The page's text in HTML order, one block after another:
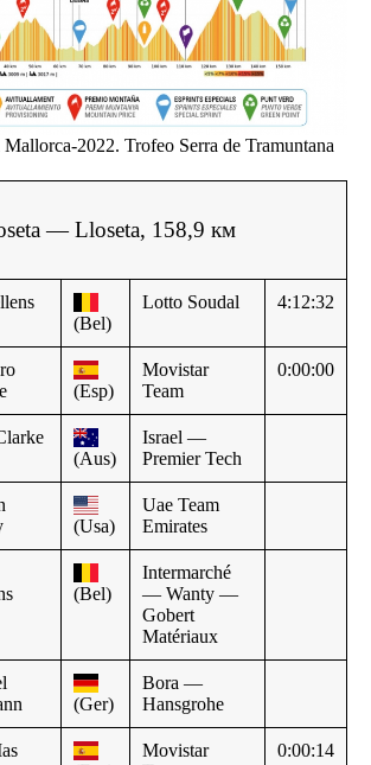
2022. Trofeo Serra de Tramuntana
— Lloseta, 158,9 км
(Bel)
Lotto Soudal 4:12:32
(Esp)
Movistar
Team
0:00:00
(Aus)
Israel —
Premier Tech
(Usa)
Uae Team
Emirates
(Bel)
Intermarché
— Wanty —
Gobert
Matériaux
(Ger)
Bora —
Hansgrohe
Movistar
0:00:14